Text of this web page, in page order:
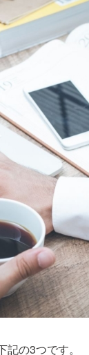
の3つです。